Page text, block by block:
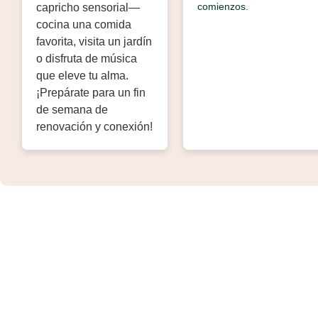
capricho sensorial—
cocina una comida
favorita, visita un jardín
o disfruta de música
que eleve tu alma.
¡Prepárate para un fin
de semana de
renovación y conexión!
comienzos.